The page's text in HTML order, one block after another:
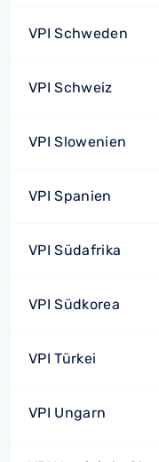
VPI Schweden
VPI Schweiz
VPI Slowenien
VPI Spanien
VPI Südafrika
VPI Südkorea
VPI Türkei
VPI Ungarn